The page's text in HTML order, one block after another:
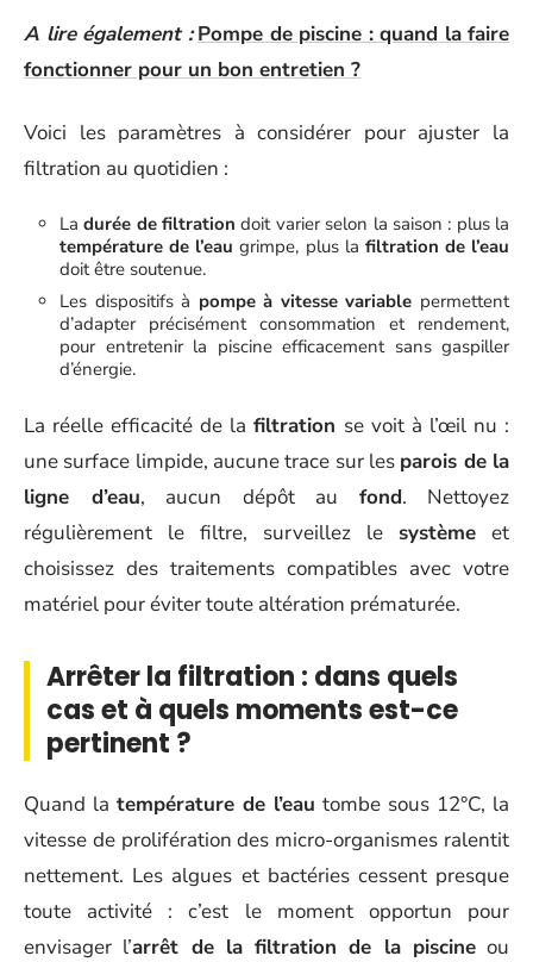
A lire également : Pompe de piscine : quand la faire
fonctionner pour un bon entretien ?
Voici les paramètres à considérer pour ajuster la
filtration au quotidien :
Ladurée de filtration doit varier selon la saison : plus la
température de l’eau grimpe, plus la filtration de l’eau
doit être soutenue.
Les dispositifs à pompe à vitesse variable permettent
d’adapter précisément consommation et rendement,
pour entretenir la piscine efficacement sans gaspiller
d’énergie.
La réelle efficacité de lafiltration se voit à l’œil nu :
une surface limpide, aucune trace sur les parois de la
ligne d’eau, aucun dépôt au fond. Nettoyez
régulièrement le filtre, surveillez le système et
choisissez des traitements compatibles avec votre
matériel pour éviter toute altération prématurée.
Arrêter la filtration : dans quels
cas et à quels moments est-ce
pertinent ?
Quand la température de l’eau tombe sous 12°C, la
vitesse de prolifération des micro-organismes ralentit
nettement. Les algues et bactéries cessent presque
toute activité : c’est le moment opportun pour
envisager l’arrêt de la filtration de la piscineou